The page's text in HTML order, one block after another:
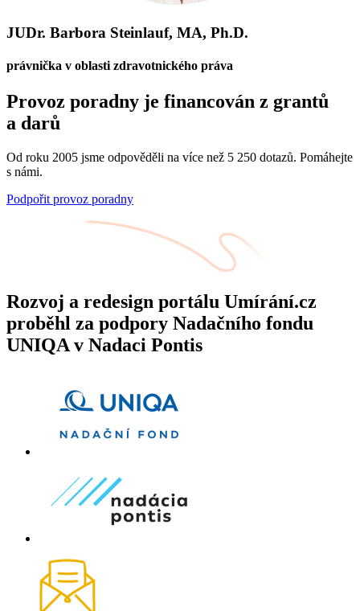
JUDr. Barbora Steinlauf, MA, Ph.D.
právnička v oblasti zdravotnického práva
Provoz poradny je financován z grantů
a darů
Od roku 2005 jsme odpověděli na více než 5 250 dotazů. Pomáhejte
s námi.
Podpořit provoz poradny
Rozvoj a redesign portálu Umírání.cz
proběhl za podpory Nadačního fondu
UNIQA v Nadaci Pontis